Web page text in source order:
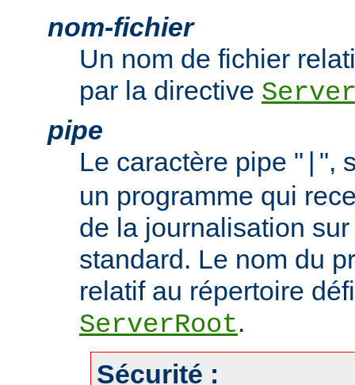
nom-fichier
Un nom de fichier
par la directive
pipe
Le caractère pipe " ",
un programme qui
de la journalisation
standard. Le nom du
relatif au répertoire
ServerRoot.
Sécurité :